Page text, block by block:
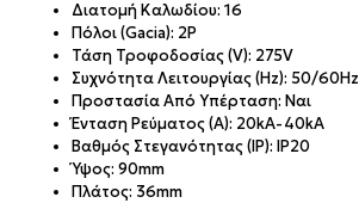
Διατομή Καλωδίου: 16
Πόλοι (Gacia): 2P
Τάση Τροφοδοσίας (V): 275V
Συχνότητα Λειτουργίας (Hz): 50/60Hz
Προστασία Από Υπέρταση: Ναι
Ένταση Ρεύματος (Α): 20kA-40kA
Βαθμός Στεγανότητας (IP): IP20
Ύψος: 90mm
Πλάτος: 36mm